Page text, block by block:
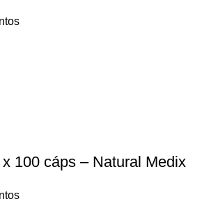
100 cáps – Natural Medix